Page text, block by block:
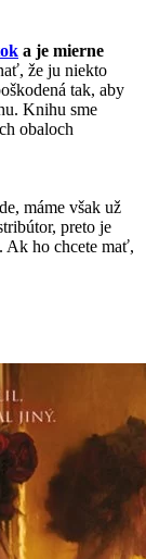
a je mierne
že ju niekto
tak, aby
Knihu sme
obaloch
máme však už
preto je
Ak ho chcete mať,